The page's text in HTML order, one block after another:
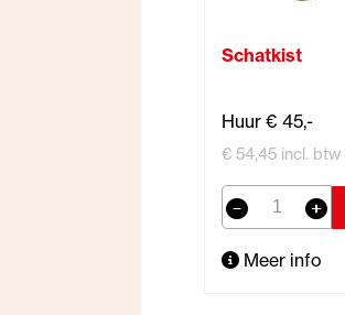
Schatkist
Huur € 45,-
€ 54,45 incl. btw
Meer info